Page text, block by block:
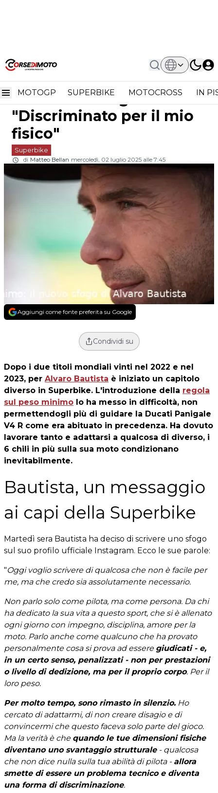
MOTOGP SUPERBIKE MOTOCROSS IN
Home Superbike
Superbike, Alvaro Bautista Si Sfoga:
Superbike, Alvaro
Bautista si sfoga:
"Discriminato per il mio
fisico"
Superbike
di Matteo Bellan mercoledì, 02 luglio 2025 alle 7:45
Aggiungi come fonte preferita su Google
Condividi su
Dopo i due titoli mondiali vinti nel 2022 e nel
2023, per Alvaro Bautista è iniziato un capitolo
diverso in Superbike. L'introduzione della regola
sul peso minimo lo ha messo in difficoltà, non
permettendogli più di guidare la Ducati Panigale
V4 R come era abituato in precedenza. Ha dovuto
lavorare tanto e adattarsi a qualcosa di diverso, i
6 chili in più sulla sua moto condizionano
inevitabilmente.
Bautista, un messaggio
ai capi della Superbike
Martedì sera Bautista ha deciso di scrivere uno sfogo
sul suo profilo ufficiale Instagram. Ecco le sue parole:
"Oggi voglio scrivere di qualcosa che non è facile per
me, ma che credo sia assolutamente necessario.
Non parlo solo come pilota, ma come persona. Da chi
ha dedicato la sua vita a questo sport, che si è allenato
ogni giorno con impegno, disciplina, amore per la
moto. Parlo anche come qualcuno che ha provato
personalmente cosa si prova ad essere giudicati - e,
in un certo senso, penalizzati - non per prestazioni
o livello di dedizione, ma per il proprio corpo. Per il
loro peso.
Per molto tempo, sono rimasto in silenzio. Ho
cercato di adattarmi, di non creare disagio e di
convincermi che questo faceva solo parte del gioco.
Ma la verità è che quando le tue dimensioni fisiche
diventano uno svantaggio strutturale- qualcosa
che non dice nulla sulla tua abilità di pilota - allora
smette di essere un problema tecnico e diventa
una forma di discriminazione.